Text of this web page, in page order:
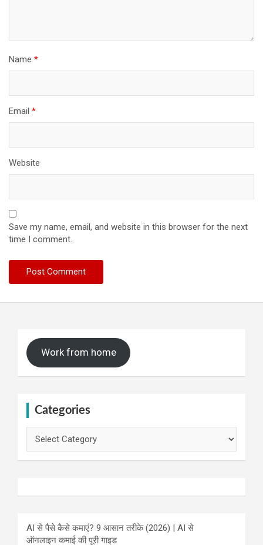
Name *
Email *
Website
Save my name, email, and website in this browser for the next
time I comment.
Work from home
Categories
AI से पैसे कैसे कमाएं? 9 आसान तरीके (2026) | AI से
ऑनलाइन कमाई की पूरी गाइड